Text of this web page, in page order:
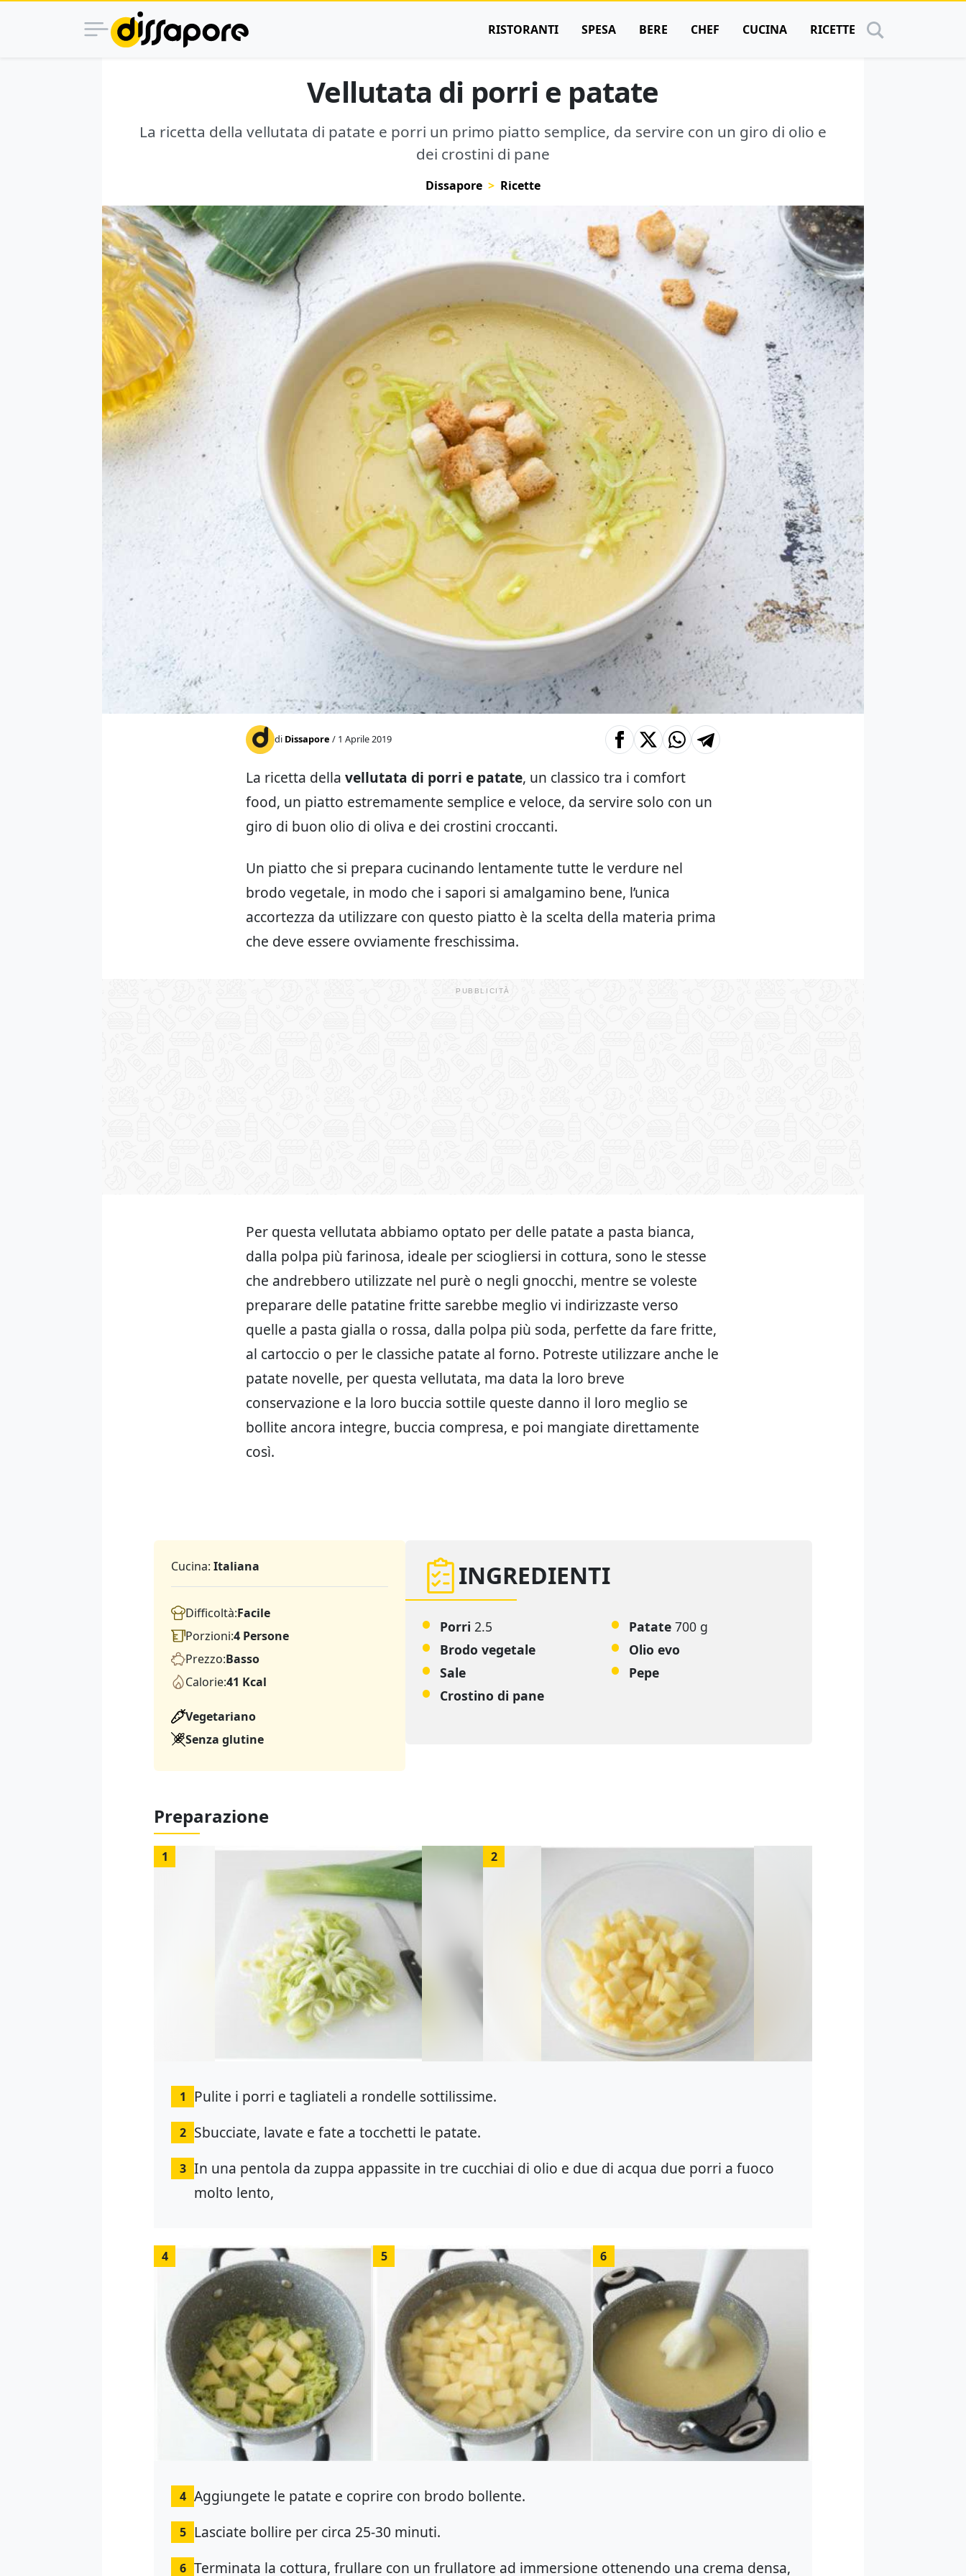
RISTORANTI SPESA BERE CHEF CUCINA RICETTE
Vellutata di porri e patate
La ricetta della vellutata di patate e porri un primo piatto semplice, da servire con un giro di olio e
dei crostini di pane
Dissapore Ricette
di Dissapore / 1 Aprile 2019
La ricetta della vellutata di porri e patate, un classico tra i comfort
food, un piatto estremamente semplice e veloce, da servire solo con un
giro di buon olio di oliva e dei crostini croccanti.
Un piatto che si prepara cucinando lentamente tutte le verdure nel
brodo vegetale, in modo che i sapori si amalgamino bene, l’unica
accortezza da utilizzare con questo piatto è la scelta della materia prima
che deve essere ovviamente freschissima.
Per questa vellutata abbiamo optato per delle patate a pasta bianca,
dalla polpa più farinosa, ideale per sciogliersi in cottura, sono le stesse
che andrebbero utilizzate nel purè o negli gnocchi, mentre se voleste
preparare delle patatine fritte sarebbe meglio vi indirizzaste verso
quelle a pasta gialla o rossa, dalla polpa più soda, perfette da fare fritte,
al cartoccio o per le classiche patate al forno. Potreste utilizzare anche le
patate novelle, per questa vellutata, ma data la loro breve
conservazione e la loro buccia sottile queste danno il loro meglio se
bollite ancora integre, buccia compresa, e poi mangiate direttamente
così.
Cucina: Italiana
Difficoltà:Facile
Porzioni:4 Persone
Prezzo:Basso
Calorie:41 Kcal
Vegetariano
Senza glutine
INGREDIENTI
Porri 2.5 Patate 700 g
Brodo vegetale
Olio evo
Sale
Pepe
Crostino di pane
Preparazione
1 2
1 Pulite i porri e tagliateli a rondelle sottilissime.
2 Sbucciate, lavate e fate a tocchetti le patate.
3 In una pentola da zuppa appassite in tre cucchiai di olio e due di acqua due porri a fuoco
molto lento,
4 5 6
4 Aggiungete le patate e coprire con brodo bollente.
5 Lasciate bollire per circa 25-30 minuti.
6 Terminata la cottura, frullare con un frullatore ad immersione ottenendo una crema densa,